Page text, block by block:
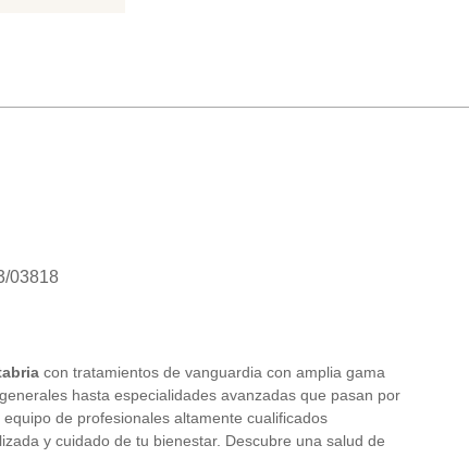
03818
con tratamientos de vanguardia con amplia gama
hasta especialidades avanzadas que pasan por
de profesionales altamente cualificados
y cuidado de tu bienestar. Descubre una salud de